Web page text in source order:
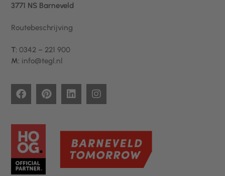
3771 NS Barneveld
Routebeschrijving
T:0342 – 221 900
M: info@tegl.nl
F
a
b
o
o
k
P
i
s
L
i
e
d
i
n
I
n
a
g
r
a
m